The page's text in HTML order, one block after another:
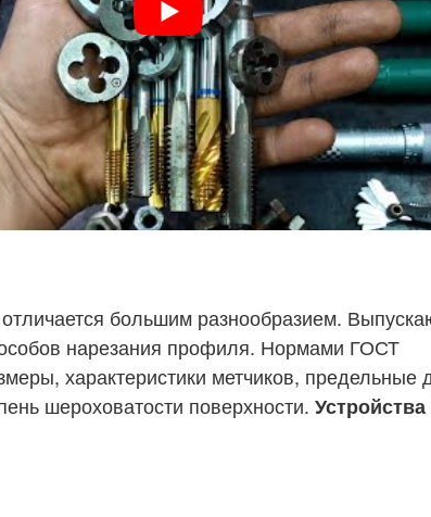
большим разнообразием.
нарезания профиля. Нормами ГОСТ
характеристики метчиков, предельные
шероховатости поверхности.